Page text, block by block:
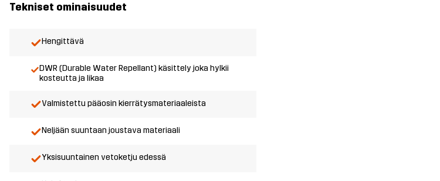
Tekniset ominaisuudet
Hengittävä
DWR (Durable Water Repellant) käsittely joka hylkii
kosteutta ja likaa
Valmistettu pääosin kierrätysmateriaaleista
Neljään suuntaan joustava materiaali
Yksisuuntainen vetoketju edessä